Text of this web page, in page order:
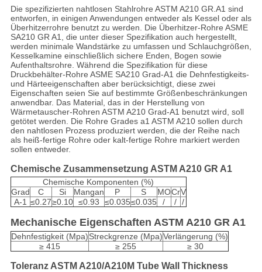
Die spezifizierten nahtlosen Stahlrohre ASTM A210 GR.A1 sind
entworfen, in einigen Anwendungen entweder als Kessel oder als
Überhitzerrohre benutzt zu werden. Die Überhitzer-Rohre ASME
SA210 GR A1, die unter dieser Spezifikation auch hergestellt,
werden minimale Wandstärke zu umfassen und Schlauchgrößen,
Kesselkamine einschließlich sichere Enden, Bogen sowie
Aufenthaltsrohre. Während die Spezifikation für diese
Druckbehälter-Rohre ASME SA210 Grad-A1 die Dehnfestigkeits-
und Härteeigenschaften aber berücksichtigt, diese zwei
Eigenschaften seien Sie auf bestimmte Größenbeschränkungen
anwendbar. Das Material, das in der Herstellung von
Wärmetauscher-Rohren ASTM A210 Grad-A1 benutzt wird, soll
getötet werden. Die Rohre Grades a1 ASTM A210 sollen durch
den nahtlosen Prozess produziert werden, die der Reihe nach
als heiß-fertige Rohre oder kalt-fertige Rohre markiert werden
sollen entweder.
Chemische Zusammensetzung ASTM A210 GR A1
Chemische Komponenten (%)
Grad
C Si Mangan P S MOCrV
A-1 ≤0.27≥0.10 ≤0.93 ≤0.035≤0.035 / / /
Mechanische Eigenschaften ASTM A210 GR A1
Dehnfestigkeit (Mpa)Streckgrenze (Mpa)Verlängerung (%)
≥ 415
≥ 255 ≥ 30
Toleranz ASTM A210/A210M Tube Wall Thickness